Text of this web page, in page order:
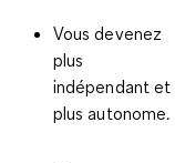
Vous devenez
plus
indépendant et
plus autonome.